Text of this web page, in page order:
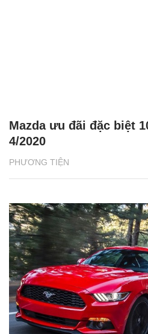
PHƯƠNG TIỆN
Mazda ưu đãi đặc biệt
4/2020